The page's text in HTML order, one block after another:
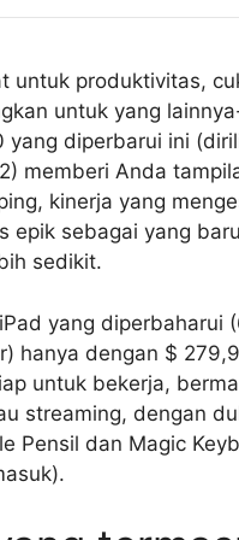
untuk produktivitas,
untuk yang
yang diperbarui ini
memberi Anda
kinerja yang
epik sebagai yang
sedikit.
yang diperbaharui
hanya dengan $
untuk bekerja,
streaming, dengan
Pensil dan Magic